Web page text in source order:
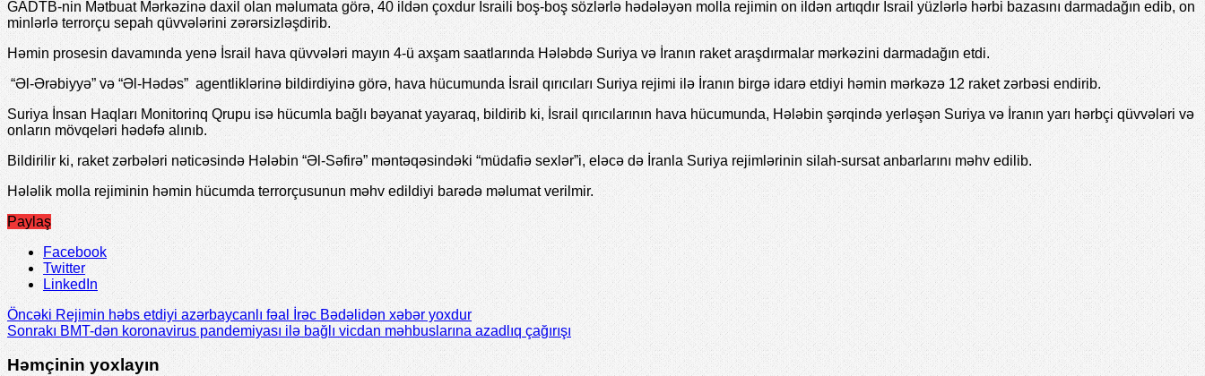
GADTB-nin Mətbuat Mərkəzinə daxil olan məlumata görə, 40 ildən çoxdur İsraili boş-boş sözlərlə hədələyən molla rejimin on ildən artıqdır İsrail yüzlərlə hərbi bazasını darmadağın edib, on
minlərlə terrorçu sepah qüvvələrini zərərsizləşdirib.
Həmin prosesin davamında yenə İsrail hava qüvvələri mayın 4-ü axşam saatlarında Hələbdə Suriya və İranın raket araşdırmalar mərkəzini darmadağın etdi.
“Əl-Ərəbiyyə” və “Əl-Hədəs” agentliklərinə bildirdiyinə görə, hava hücumunda İsrail qırıcıları Suriya rejimi ilə İranın birgə idarə etdiyi həmin mərkəzə 12 raket zərbəsi endirib.
Suriya İnsan Haqları Monitorinq Qrupu isə hücumla bağlı bəyanat yayaraq, bildirib ki, İsrail qırıcılarının hava hücumunda, Hələbin şərqində yerləşən Suriya və İranın yarı hərbçi qüvvələri və
onların mövqeləri hədəfə alınıb.
Bildirilir ki, raket zərbələri nəticəsində Hələbin “Əl-Səfirə” məntəqəsindəki “müdafiə sexlər”i, eləcə də İranla Suriya rejimlərinin silah-sursat anbarlarını məhv edilib.
Hələlik molla rejiminin həmin hücumda terrorçusunun məhv edildiyi barədə məlumat verilmir.
Paylaş
Facebook
Twitter
LinkedIn
Öncəki Rejimin həbs etdiyi azərbaycanlı fəal İrəc Bədəlidən xəbər yoxdur
Sonrakı BMT-dən koronavirus pandemiyası ilə bağlı vicdan məhbuslarına azadlıq çağırışı
Həmçinin yoxlayın